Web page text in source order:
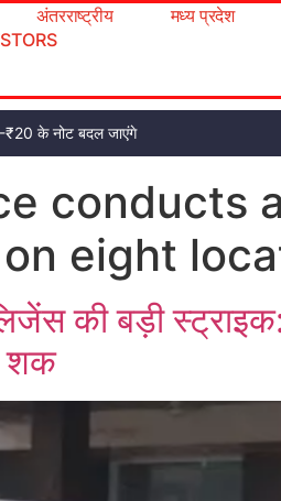
अंतरराष्ट्रीय मध्य प्रदेश
₹20 के नोट बदल जाएंगे
conducts
eight
की बड़ी
शक